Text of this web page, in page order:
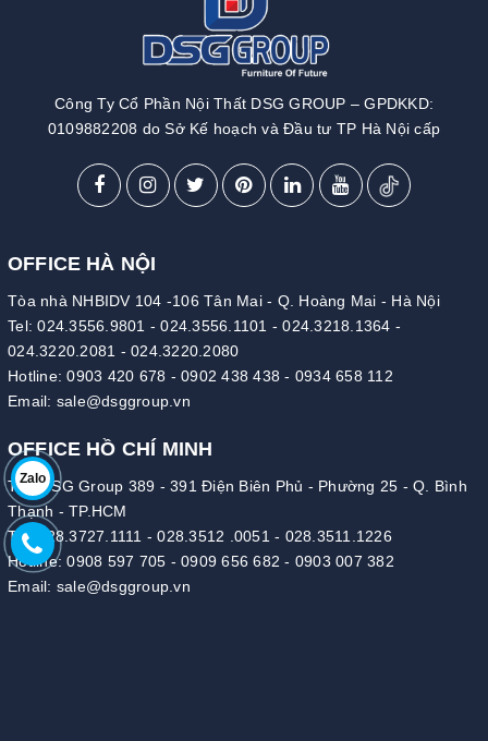
Zalo
Công Ty Cổ Phần Nội Thất DSG GROUP – GPDKKD:
0109882208 do Sở Kế hoạch và Đầu tư TP Hà Nội cấp
OFFICE HÀ NỘI
Tòa nhà NHBIDV 104 -106 Tân Mai - Q. Hoàng Mai - Hà Nội
Tel:024.3556.9801 -024.3556.1101 -024.3218.1364 -
024.3220.2081 - 024.3220.2080
Hotline:0903 420 678 - 0902 438 438 - 0934 658 112
Email: sale@dsggroup.vn
OFFICE HỒ CHÍ MINH
Tòa DSG Group 389 - 391 Điện Biên Phủ - Phường 25 - Q. Bình
Thạnh - TP.HCM
Tel:
028.3727.1111 -028.3512 .0051 - 028.3511.1226
Hotline:0908 597 705 - 0909 656 682 - 0903 007 382
Email: sale@dsggroup.vn